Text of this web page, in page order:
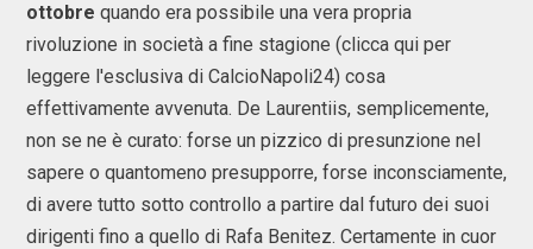
ottobre quando era possibile una vera propria
rivoluzione in società a fine stagione (clicca qui per
leggere l'esclusiva di CalcioNapoli24) cosa
effettivamente avvenuta. De Laurentiis, semplicemente,
non se ne è curato: forse un pizzico di presunzione nel
sapere o quantomeno presupporre, forse inconsciamente,
di avere tutto sotto controllo a partire dal futuro dei suoi
dirigenti fino a quello di Rafa Benitez. Certamente in cuor